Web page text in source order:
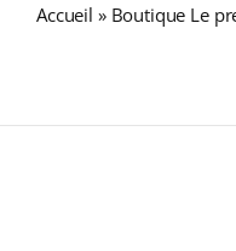
Accueil » Boutique Le